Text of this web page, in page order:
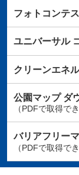
フォトコンテ
ユニバーサル
クリーンエネ
公園マップダ
（PDFで取得で
バリアフリー
（PDFで取得で